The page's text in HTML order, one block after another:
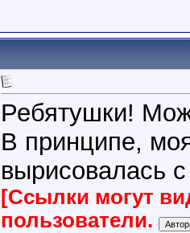
Ребятушки!
В принципе,
вырисовалась
[Ссылки могут
пользователи.